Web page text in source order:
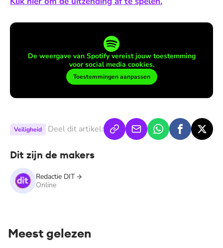
De weergave van Spotify vereist jouw toestemming
voor social media cookies.
Toestemmingen aanpassen
Veiligheid Deel dit artikel:
Dit zijn de makers
Redactie DIT
Online
Meest gelezen